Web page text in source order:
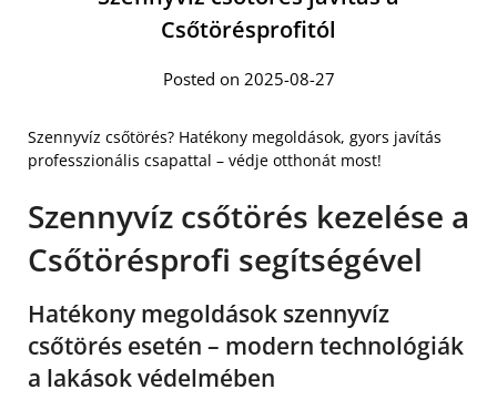
Csőtörésprofitól
Posted on 2025-08-27
Szennyvíz csőtörés? Hatékony megoldások, gyors javítás
professzionális csapattal – védje otthonát most!
Szennyvíz csőtörés kezelése a
Csőtörésprofi segítségével
Hatékony megoldások szennyvíz
csőtörés esetén – modern technológiák
a lakások védelmében